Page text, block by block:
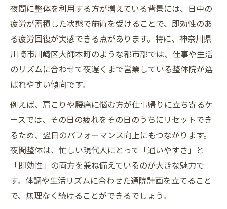
夜間に整体を利用する方が増えている背景には、日中の
疲労が蓄積した状態で施術を受けることで、即効性のあ
る疲労回復が実感できる点があります。特に、神奈川県
川崎市川崎区大師本町のような都市部では、仕事や生活
のリズムに合わせて夜遅くまで営業している整体院が選
ばれやすい傾向です。
例えば、肩こりや腰痛に悩む方が仕事帰りに立ち寄るケ
ースでは、その日の疲れをその日のうちにリセットでき
るため、翌日のパフォーマンス向上にもつながります。
夜間整体は、忙しい現代人にとって「通いやすさ」と
「即効性」の両方を兼ね備えているのが大きな魅力で
す。体調や生活リズムに合わせた通院計画を立てること
で、無理なく続けることができるでしょう。